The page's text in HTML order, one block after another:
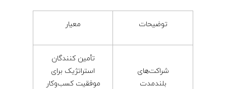
توضیحات معیار
شراکت‌های
بلندمدت
تأمین ‌کنندگان
استراتژیک برای
موفقیت کسب‌وکار